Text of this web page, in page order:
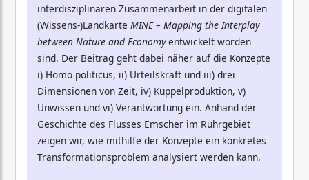
interdisziplinären Zusammenarbeit in der digitalen
(Wissens-)Landkarte MINE – Mapping the Interplay
between Nature and Economyentwickelt worden
sind. Der Beitrag geht dabei näher auf die Konzepte
i) Homo politicus, ii) Urteilskraft und iii) drei
Dimensionen von Zeit, iv) Kuppelproduktion, v)
Unwissen und vi) Verantwortung ein. Anhand der
Geschichte des Flusses Emscher im Ruhrgebiet
zeigen wir, wie mithilfe der Konzepte ein konkretes
Transformationsproblem analysiert werden kann.